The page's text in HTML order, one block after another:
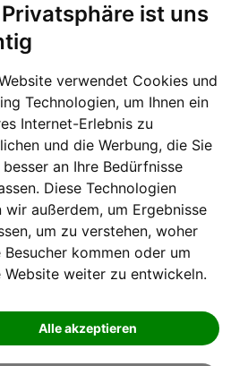
ist uns
verwendet Cookies und
Technologien, um Ihnen ein
Internet-Erlebnis zu
und die Werbung, die Sie
besser an Ihre Bedürfnisse
Diese Technologien
wir außerdem, um Ergebnisse
um zu verstehen, woher
Besucher kommen oder um
Website weiter zu entwickeln.
Alle akzeptieren
Auf BLO24.at werben?
+43 (0)664 2226600
Login Impressum
Datenschutz
Kontakt
– Bezirk Liezen Online |Cookies